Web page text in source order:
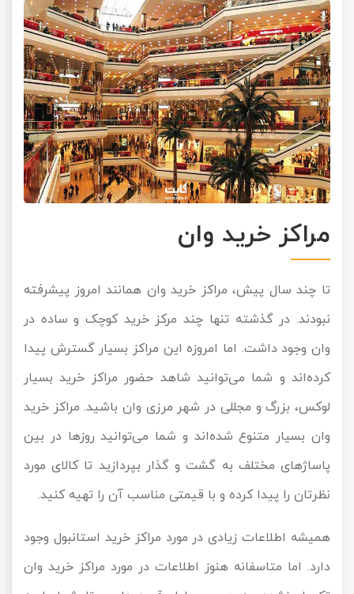
مراکز خرید وان
تا چند سال پیش، مراکز خرید وان همانند امروز پیشرفته
نبودند. در گذشته تنها چند مرکز خرید کوچک و ساده در
وان وجود داشت. اما امروزه این مراکز بسیار گسترش پیدا
کرده‌اند و شما می‌توانید شاهد حضور مراکز خرید بسیار
لوکس، بزرگ و مجللی در شهر مرزی وان باشید. مراکز خرید
وان بسیار متنوع شده‌اند و شما می‌توانید روزها در بین
پاساژ‌های مختلف به گشت و گذار بپردازید تا کالای مورد
نظرتان را پیدا کرده و با قیمتی مناسب آن را تهیه کنید.
همیشه اطلاعات زیادی در مورد مراکز خرید استانبول وجود
دارد. اما متاسفانه هنوز اطلاعات در مورد مراکز خرید وان